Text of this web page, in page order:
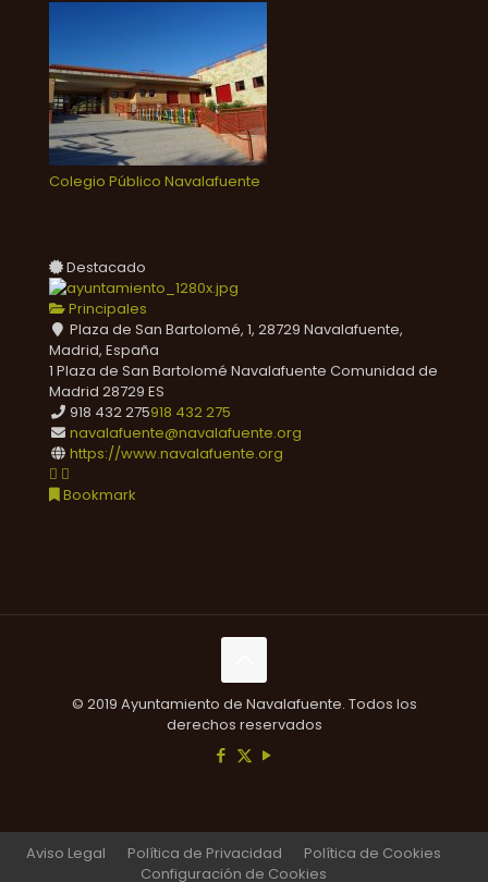
Colegio Público Navalafuente
Destacado
Principales
Plaza de San Bartolomé, 1, 28729 Navalafuente,
Madrid, España
1 Plaza de San Bartolomé Navalafuente Comunidad de
Madrid 28729 ES
918 432 275918 432 275
navalafuente@navalafuente.org
https://www.navalafuente.org
Bookmark
© 2019 Ayuntamiento de Navalafuente. Todos los
derechos reservados
Aviso Legal Política de Privacidad
Política de Cookies
Configuración de Cookies